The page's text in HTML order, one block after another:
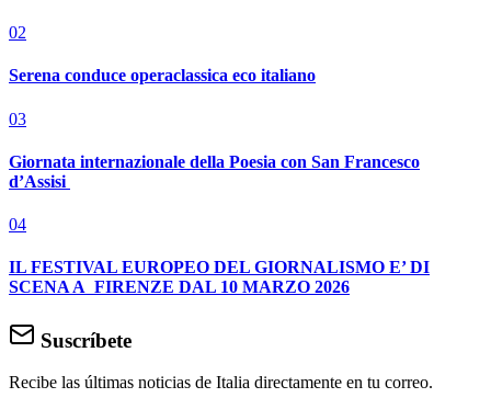
02
Serena conduce operaclassica eco italiano
03
Giornata internazionale della Poesia con San Francesco
d’Assisi
04
IL FESTIVAL EUROPEO DEL GIORNALISMO E’ DI
SCENA A FIRENZE DAL 10 MARZO 2026
Suscríbete
Recibe las últimas noticias de Italia directamente en tu correo.